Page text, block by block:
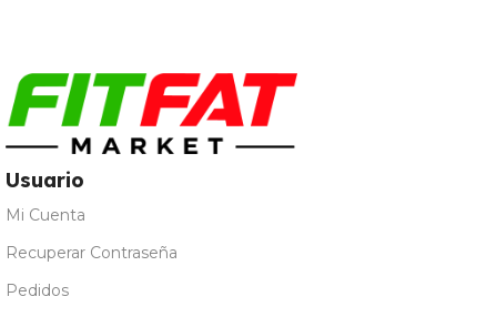
Usuario
Mi Cuenta
Recuperar Contraseña
Pedidos